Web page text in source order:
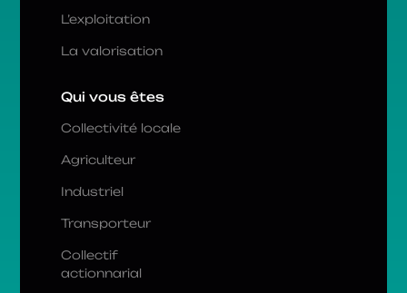
L’exploitation
La valorisation
Qui vous êtes
Collectivité locale
Agriculteur
Industriel
Transporteur
Collectif
actionnarial